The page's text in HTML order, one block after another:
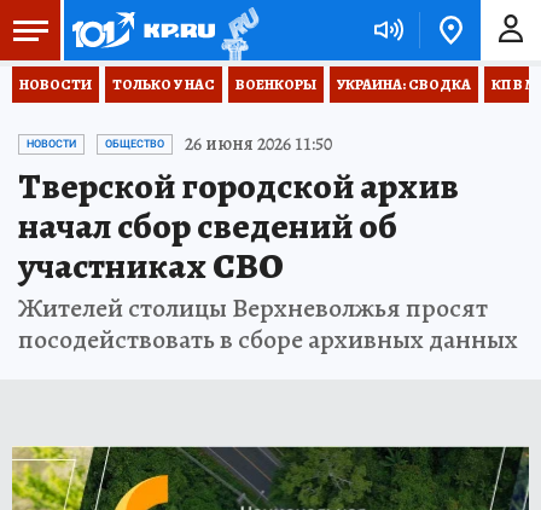
НОВОСТИ ТОЛЬКО У НАС ВОЕНКОРЫ УКРАИНА: СВОДКА КП В
НОВОСТИ ОБЩЕСТВО 26 июня 2026 11:50
Тверской городской архив
начал сбор сведений об
участниках СВО
Жителей столицы Верхневолжья просят
посодействовать в сборе архивных данных